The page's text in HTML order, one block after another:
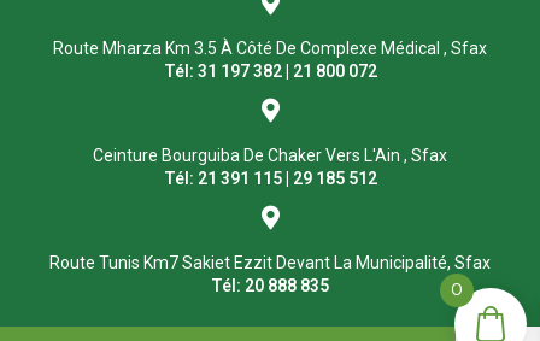
Route Mharza Km 3.5 À Côté De Complexe Médical , Sfax
Tél: 31 197 382 | 21 800 072
Ceinture Bourguiba De Chaker Vers L'Ain , Sfax
Tél: 21 391 115 | 29 185 512
Route Tunis Km7 Sakiet Ezzit Devant La Municipalité, Sfax
Tél: 20 888 835
0